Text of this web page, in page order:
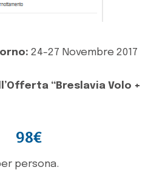
24-27 Novembre 2017
“Breslavia Volo +
98€
persona.